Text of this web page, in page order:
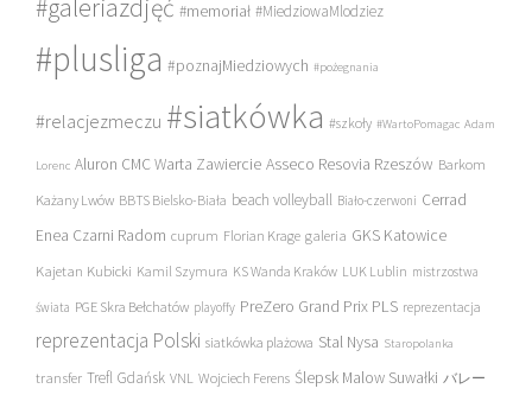
#galeriazdjęć #memoriał #MiedziowaMlodziez
#plusliga #poznajMiedziowych #pożegnania
#relacjezmeczu #siatkówka #szkoły #WartoPomagac Adam
Lorenc Aluron CMC Warta Zawiercie Asseco Resovia Rzeszów Barkom
Każany Lwów BBTS Bielsko-Biała beach volleyball Biało-czerwoni Cerrad
Enea Czarni Radom cuprum Florian Krage galeria GKS Katowice
Kajetan Kubicki Kamil Szymura KS Wanda Kraków LUK Lublin mistrzostwa
świata PGE Skra Bełchatów playoffy PreZero Grand Prix PLS reprezentacja
reprezentacja Polski siatkówka plażowa Stal Nysa Staropolanka
transfer Trefl Gdańsk VNL Wojciech Ferens Ślepsk Malow Suwałki バレー